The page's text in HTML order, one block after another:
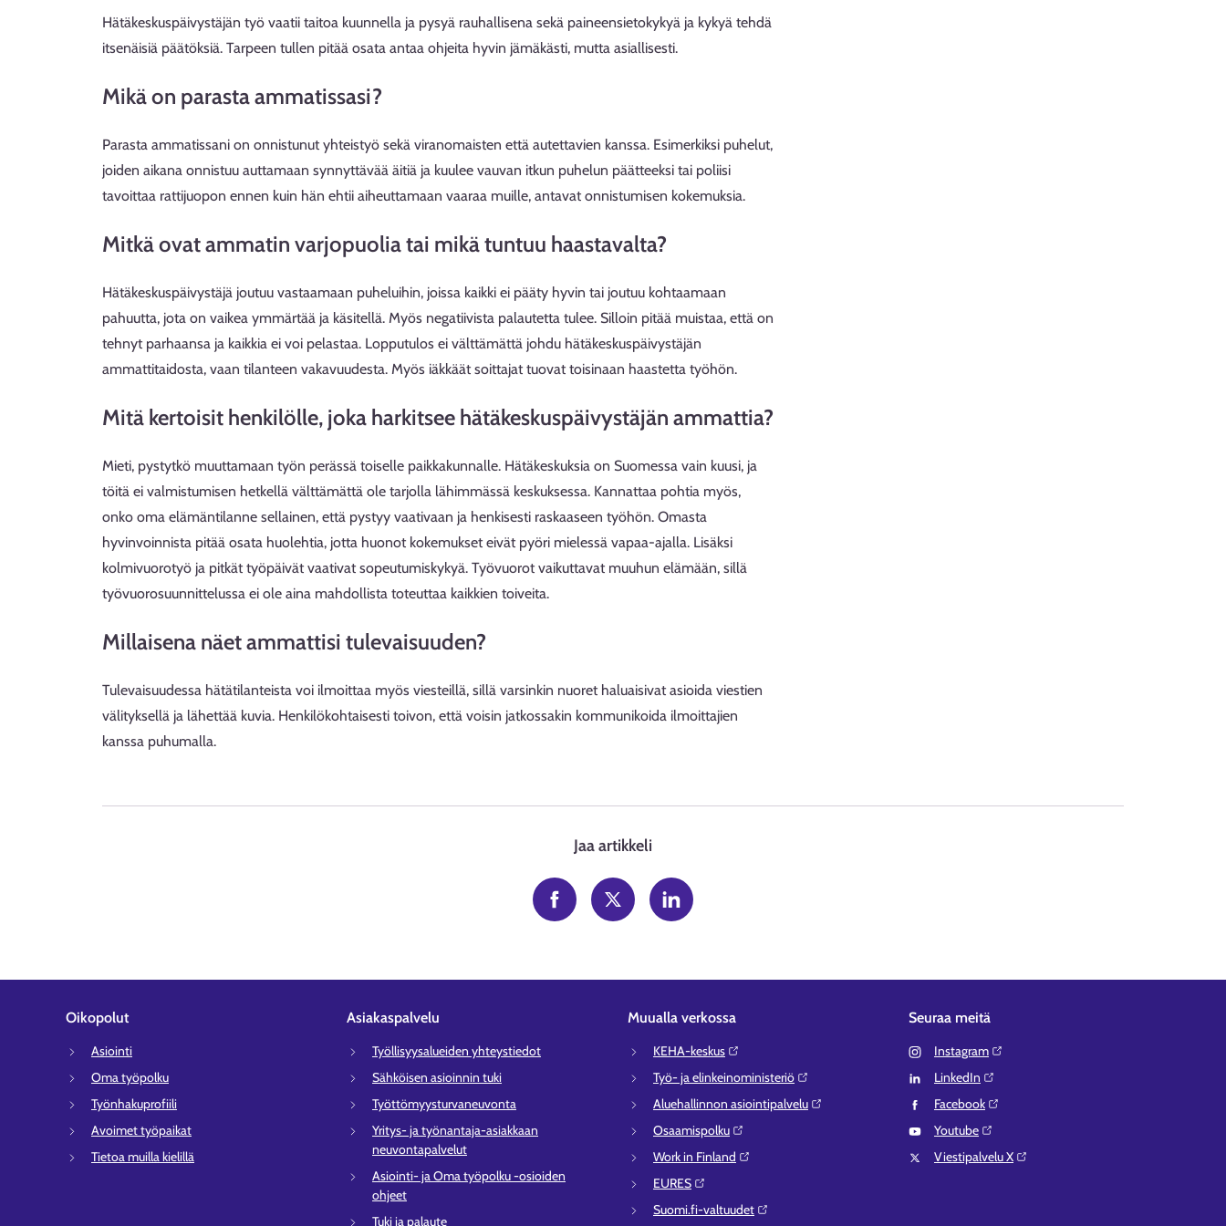
Hätäkeskuspäivystäjän työ vaatii taitoa kuunnella ja pysyä rauhallisena sekä paineensietokykyä ja kykyä tehdä
itsenäisiä päätöksiä. Tarpeen tullen pitää osata antaa ohjeita hyvin jämäkästi, mutta asiallisesti.
Mikä on parasta ammatissasi?
Parasta ammatissani on onnistunut yhteistyö sekä viranomaisten että autettavien kanssa. Esimerkiksi puhelut,
joiden aikana onnistuu auttamaan synnyttävää äitiä ja kuulee vauvan itkun puhelun päätteeksi tai poliisi
tavoittaa rattijuopon ennen kuin hän ehtii aiheuttamaan vaaraa muille, antavat onnistumisen kokemuksia.
Mitkä ovat ammatin varjopuolia tai mikä tuntuu haastavalta?
Hätäkeskuspäivystäjä joutuu vastaamaan puheluihin, joissa kaikki ei pääty hyvin tai joutuu kohtaamaan
pahuutta, jota on vaikea ymmärtää ja käsitellä. Myös negatiivista palautetta tulee. Silloin pitää muistaa, että on
tehnyt parhaansa ja kaikkia ei voi pelastaa. Lopputulos ei välttämättä johdu hätäkeskuspäivystäjän
ammattitaidosta, vaan tilanteen vakavuudesta. Myös iäkkäät soittajat tuovat toisinaan haastetta työhön.
Mitä kertoisit henkilölle, joka harkitsee hätäkeskuspäivystäjän ammattia?
Mieti, pystytkö muuttamaan työn perässä toiselle paikkakunnalle. Hätäkeskuksia on Suomessa vain kuusi, ja
töitä ei valmistumisen hetkellä välttämättä ole tarjolla lähimmässä keskuksessa. Kannattaa pohtia myös,
onko oma elämäntilanne sellainen, että pystyy vaativaan ja henkisesti raskaaseen työhön. Omasta
hyvinvoinnista pitää osata huolehtia, jotta huonot kokemukset eivät pyöri mielessä vapaa-ajalla. Lisäksi
kolmivuorotyö ja pitkät työpäivät vaativat sopeutumiskykyä. Työvuorot vaikuttavat muuhun elämään, sillä
työvuorosuunnittelussa ei ole aina mahdollista toteuttaa kaikkien toiveita.
Millaisena näet ammattisi tulevaisuuden?
Tulevaisuudessa hätätilanteista voi ilmoittaa myös viesteillä, sillä varsinkin nuoret haluaisivat asioida viestien
välityksellä ja lähettää kuvia. Henkilökohtaisesti toivon, että voisin jatkossakin kommunikoida ilmoittajien
kanssa puhumalla.
Jaa artikkeli
Oikopolut
Asiointi
Oma työpolku
Työnhakuprofiili
Avoimet työpaikat
Tietoa muilla kielillä
Asiakaspalvelu
Työllisyysalueiden yhteystiedot
Sähköisen asioinnin tuki
Työttömyysturvaneuvonta
Yritys- ja työnantaja-asiakkaan
neuvontapalvelut
Asiointi- ja Oma työpolku -osioiden
ohjeet
Tuki ja palaute
Muualla verkossa
KEHA-keskus⁠
Työ- ja elinkeinoministeriö⁠
Aluehallinnon asiointipalvelu⁠
Osaamispolku⁠
Work in Finland⁠
EURES⁠
Suomi.fi-valtuudet⁠
Seuraa meitä
Instagram⁠
LinkedIn⁠
Facebook⁠
Youtube⁠
Viestipalvelu X⁠